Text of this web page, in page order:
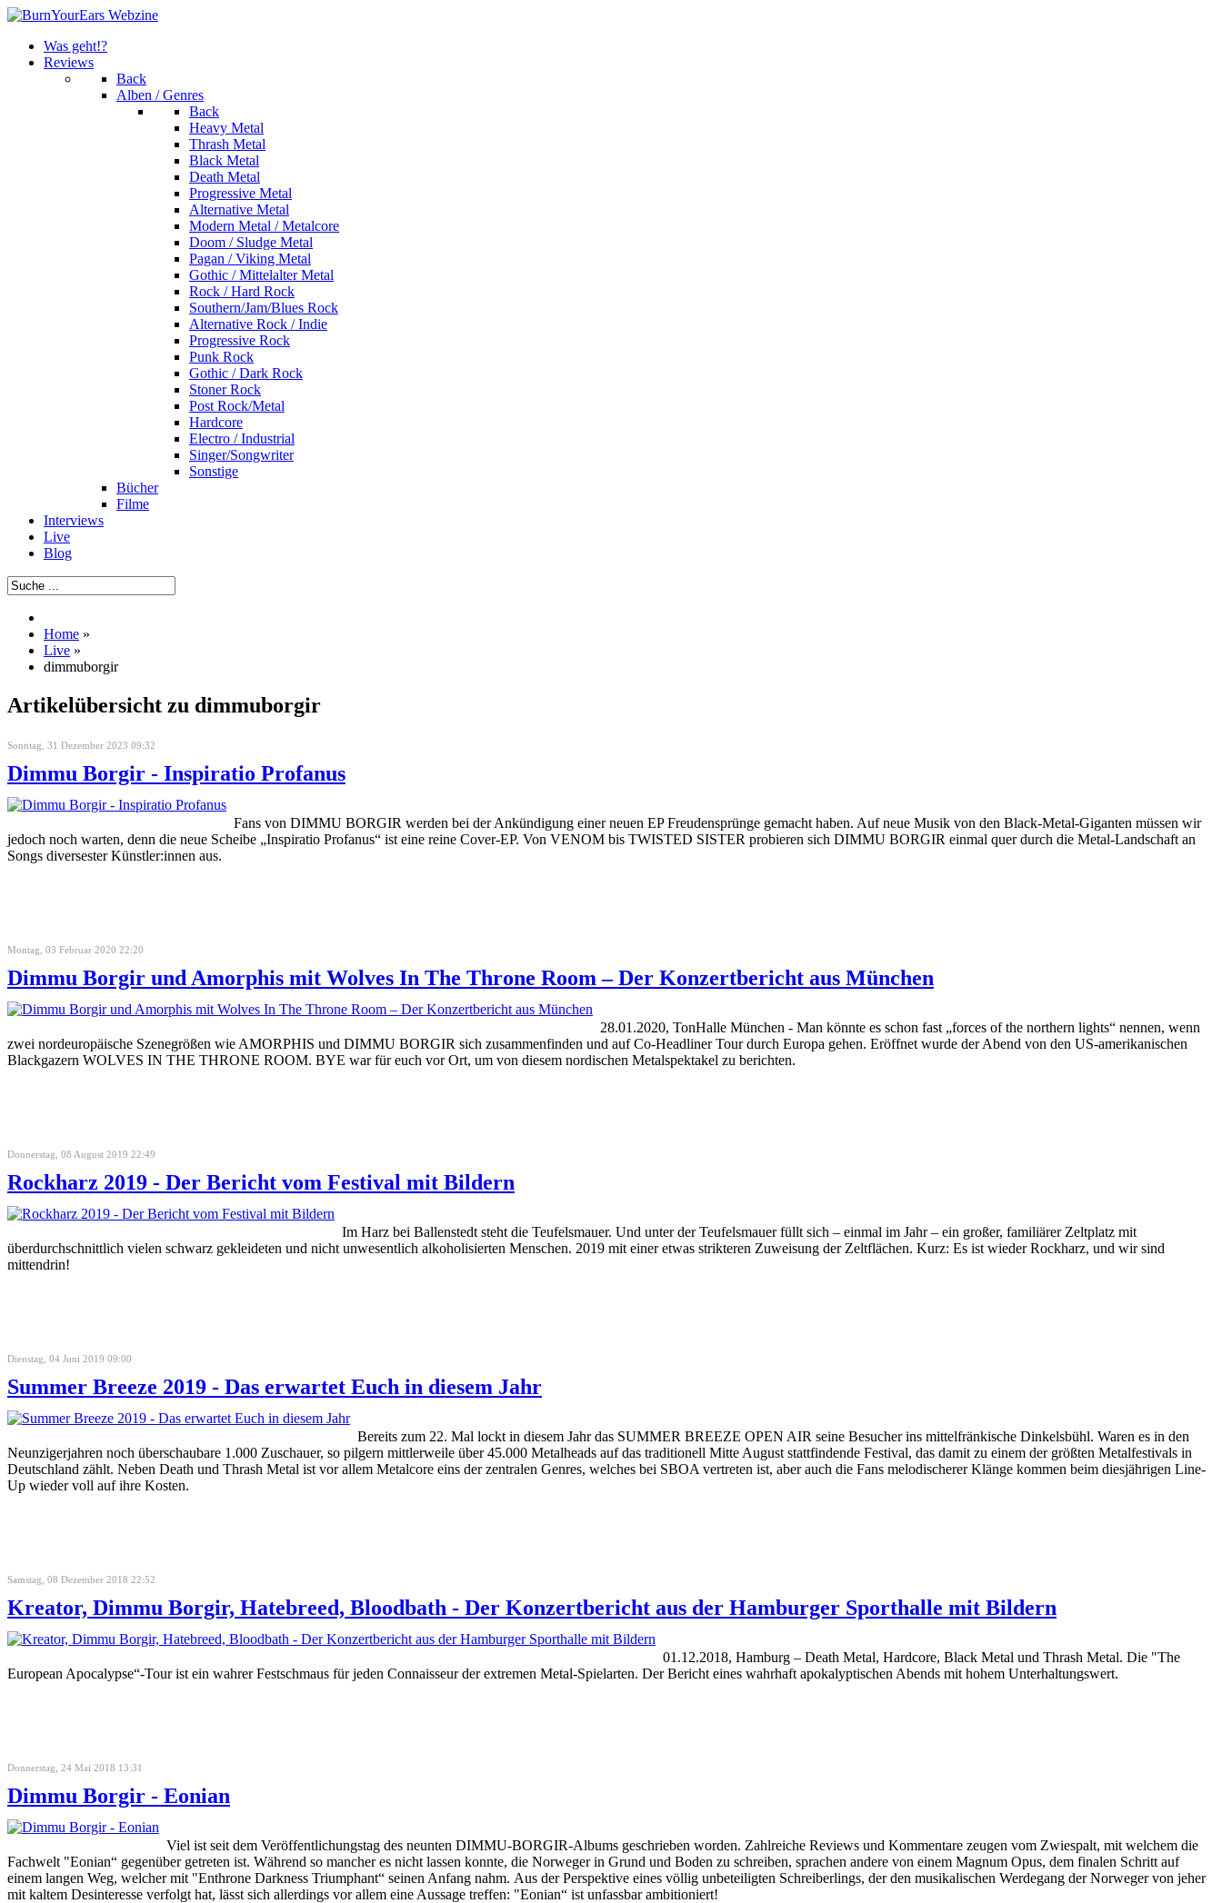
Was geht!?
Reviews
Back
Alben / Genres
Back
Heavy Metal
Thrash Metal
Black Metal
Death Metal
Progressive Metal
Alternative Metal
Modern Metal / Metalcore
Doom / Sludge Metal
Pagan / Viking Metal
Gothic / Mittelalter Metal
Rock / Hard Rock
Southern/Jam/Blues Rock
Alternative Rock / Indie
Progressive Rock
Punk Rock
Gothic / Dark Rock
Stoner Rock
Post Rock/Metal
Hardcore
Electro / Industrial
Singer/Songwriter
Sonstige
Bücher
Filme
Interviews
Live
Blog
Home »
Live »
dimmuborgir
Artikelübersicht zu dimmuborgir
Sonntag, 31 Dezember 2023 09:32
Dimmu Borgir - Inspiratio Profanus
Fans von DIMMU BORGIR werden bei der Ankündigung einer neuen EP Freudensprünge gemacht haben. Auf neue Musik von den Black-Metal-Giganten müssen wir
jedoch noch warten, denn die neue Scheibe „Inspiratio Profanus“ ist eine reine Cover-EP. Von VENOM bis TWISTED SISTER probieren sich DIMMU BORGIR einmal quer durch die Metal-Landschaft an
Songs diversester Künstler:innen aus.
Montag, 03 Februar 2020 22:20
Dimmu Borgir und Amorphis mit Wolves In The Throne Room – Der Konzertbericht aus München
28.01.2020, TonHalle München - Man könnte es schon fast „forces of the northern lights“ nennen, wenn
zwei nordeuropäische Szenegrößen wie AMORPHIS und DIMMU BORGIR sich zusammenfinden und auf Co-Headliner Tour durch Europa gehen. Eröffnet wurde der Abend von den US-amerikanischen
Blackgazern WOLVES IN THE THRONE ROOM. BYE war für euch vor Ort, um von diesem nordischen Metalspektakel zu berichten.
Donnerstag, 08 August 2019 22:49
Rockharz 2019 - Der Bericht vom Festival mit Bildern
Im Harz bei Ballenstedt steht die Teufelsmauer. Und unter der Teufelsmauer füllt sich – einmal im Jahr – ein großer, familiärer Zeltplatz mit
überdurchschnittlich vielen schwarz gekleideten und nicht unwesentlich alkoholisierten Menschen. 2019 mit einer etwas strikteren Zuweisung der Zeltflächen. Kurz: Es ist wieder Rockharz, und wir sind
mittendrin!
Dienstag, 04 Juni 2019 09:00
Summer Breeze 2019 - Das erwartet Euch in diesem Jahr
Bereits zum 22. Mal lockt in diesem Jahr das SUMMER BREEZE OPEN AIR seine Besucher ins mittelfränkische Dinkelsbühl. Waren es in den
Neunzigerjahren noch überschaubare 1.000 Zuschauer, so pilgern mittlerweile über 45.000 Metalheads auf das traditionell Mitte August stattfindende Festival, das damit zu einem der größten Metalfestivals in
Deutschland zählt. Neben Death und Thrash Metal ist vor allem Metalcore eins der zentralen Genres, welches bei SBOA vertreten ist, aber auch die Fans melodischerer Klänge kommen beim diesjährigen Line-
Up wieder voll auf ihre Kosten.
Samstag, 08 Dezember 2018 22:52
Kreator, Dimmu Borgir, Hatebreed, Bloodbath - Der Konzertbericht aus der Hamburger Sporthalle mit Bildern
01.12.2018, Hamburg – Death Metal, Hardcore, Black Metal und Thrash Metal. Die "The
European Apocalypse“-Tour ist ein wahrer Festschmaus für jeden Connaisseur der extremen Metal-Spielarten. Der Bericht eines wahrhaft apokalyptischen Abends mit hohem Unterhaltungswert.
Donnerstag, 24 Mai 2018 13:31
Dimmu Borgir - Eonian
Viel ist seit dem Veröffentlichungstag des neunten DIMMU-BORGIR-Albums geschrieben worden. Zahlreiche Reviews und Kommentare zeugen vom Zwiespalt, mit welchem die
Fachwelt "Eonian“ gegenüber getreten ist. Während so mancher es nicht lassen konnte, die Norweger in Grund und Boden zu schreiben, sprachen andere von einem Magnum Opus, dem finalen Schritt auf
einem langen Weg, welcher mit "Enthrone Darkness Triumphant“ seinen Anfang nahm. Aus der Perspektive eines völlig unbeteiligten Schreiberlings, der den musikalischen Werdegang der Norweger von jeher
mit kaltem Desinteresse verfolgt hat, lässt sich allerdings vor allem eine Aussage treffen: "Eonian“ ist unfassbar ambitioniert!